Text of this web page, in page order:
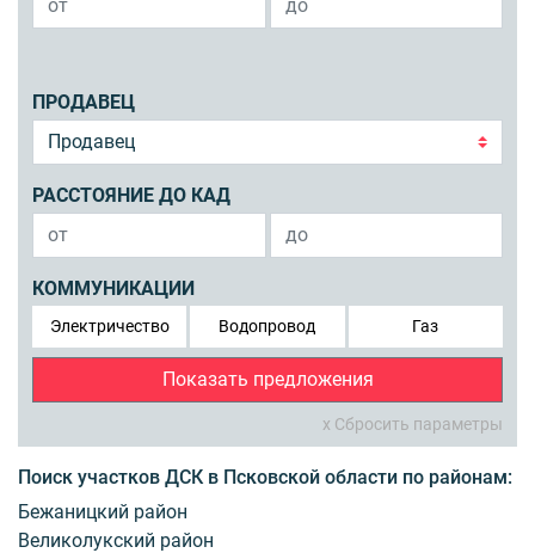
ПРОДАВЕЦ
РАССТОЯНИЕ ДО КАД
КОММУНИКАЦИИ
Электричество Водопровод Газ
Показать предложения
x Сбросить параметры
Поиск участков ДСК в Псковской области по районам:
Бежаницкий район
Великолукский район